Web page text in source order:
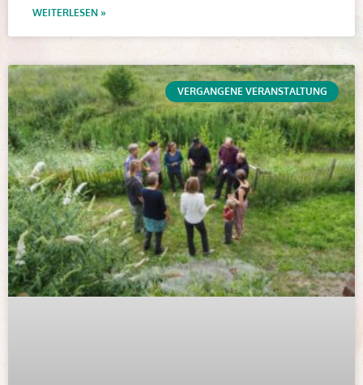
WEITERLESEN »
VERGANGENE VERANSTALTUNG